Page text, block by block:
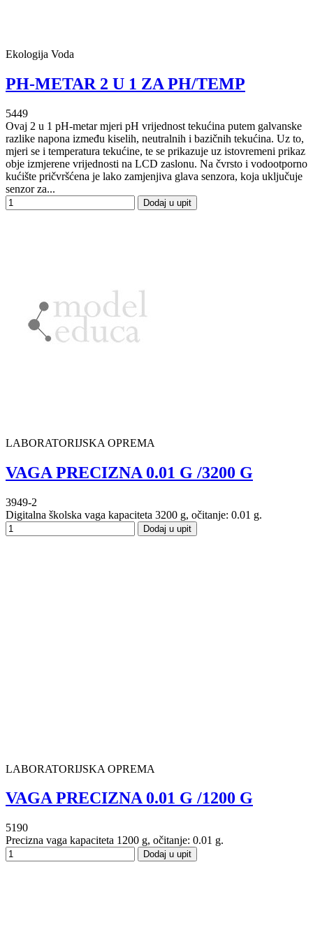
Ekologija Voda
PH-METAR 2 U 1 ZA PH/TEMP
5449
Ovaj 2 u 1 pH-metar mjeri pH vrijednost tekućina putem galvanske
razlike napona između kiselih, neutralnih i bazičnih tekućina. Uz to,
mjeri se i temperatura tekućine, te se prikazuje uz istovremeni prikaz
obje izmjerene vrijednosti na LCD zaslonu. Na čvrsto i vodootporno
kućište pričvršćena je lako zamjenjiva glava senzora, koja uključuje
senzor za...
Dodaj u upit
LABORATORIJSKA OPREMA
VAGA PRECIZNA 0.01 G /3200 G
3949-2
Digitalna školska vaga kapaciteta 3200 g, očitanje: 0.01 g.
Dodaj u upit
LABORATORIJSKA OPREMA
VAGA PRECIZNA 0.01 G /1200 G
5190
Precizna vaga kapaciteta 1200 g, očitanje: 0.01 g.
Dodaj u upit